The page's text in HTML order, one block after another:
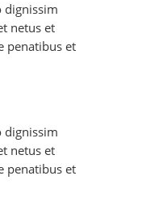
dignissim
netus et
penatibus et
dignissim
netus et
penatibus et